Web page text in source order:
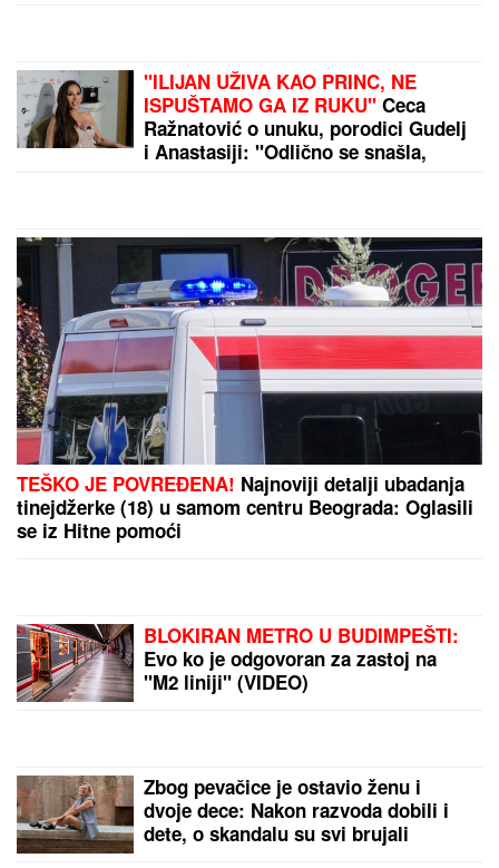
"ILIJAN UŽIVA KAO PRINC, NE
ISPUŠTAMO GA IZ RUKU" Ceca
Ražnatović o unuku, porodici Gudelj
i Anastasiji: "Odlično se snašla,
TEŠKO JE POVREĐENA! Najnoviji detalji ubadanja
tinejdžerke (18) u samom centru Beograda: Oglasili
se iz Hitne pomoći
BLOKIRAN METRO U BUDIMPEŠTI:
Evo ko je odgovoran za zastoj na
"M2 liniji" (VIDEO)
Zbog pevačice je ostavio ženu i
dvoje dece: Nakon razvoda dobili i
dete, o skandalu su svi brujali